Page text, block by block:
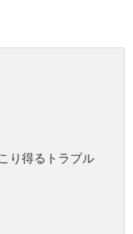
り得るトラブル